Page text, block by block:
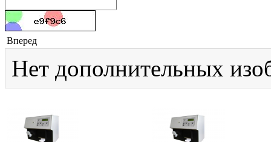
Вперед
Нет дополнительных